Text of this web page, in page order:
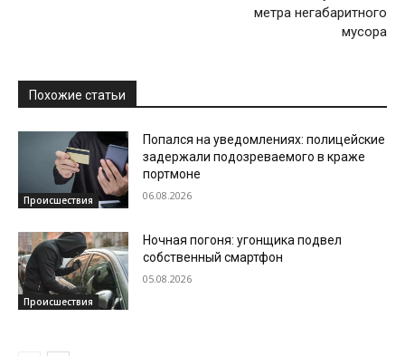
метра негабаритного
мусора
Похожие статьи
Происшествия
Попался на уведомлениях: полицейские
задержали подозреваемого в краже
портмоне
06.08.2026
Происшествия
Ночная погоня: угонщика подвел
собственный смартфон
05.08.2026